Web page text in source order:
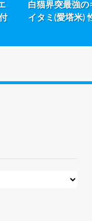
白猫界突最強の
イタミ(愛塔米)